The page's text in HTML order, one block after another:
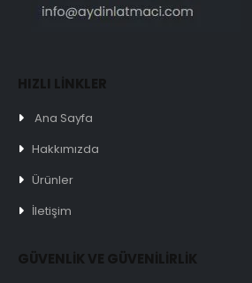
HIZLI LİNKLER
Ana Sayfa
Hakkımızda
Ürünler
İletişim
GÜVENLİK VE GÜVENİLİRLİK